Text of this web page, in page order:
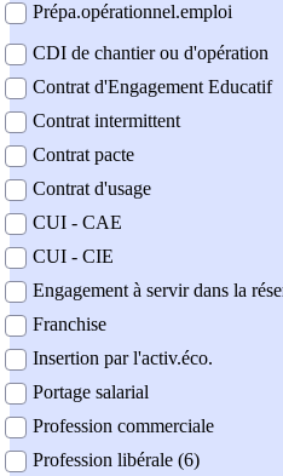
Prépa.opérationnel.emploi
CDI de chantier ou d'opération
Contrat d'Engagement Educatif
Contrat intermittent
Contrat pacte
Contrat d'usage
CUI - CAE
CUI - CIE
Engagement à servir dans la
Franchise
Insertion par l'activ.éco.
Portage salarial
Profession commerciale
Profession libérale (6)